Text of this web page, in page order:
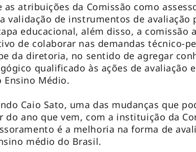
as atribuições da Comissão como
validação de instrumentos de avaliação
educacional, além disso, a comissão
de colaborar nas demandas técnico-
da diretoria, no sentido de agregar
qualificado às ações de avaliação
Ensino Médio.
Caio Sato, uma das mudanças que
do ano que vem, com a instituição da
é a melhoria na forma de
médio do Brasil.